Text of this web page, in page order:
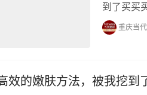
到了买买
护肤方向
重庆当
效的嫩肤方法，被我挖到